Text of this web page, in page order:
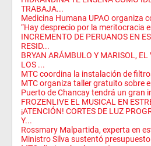
TRABAJA...
Medicina Humana UPAO organiza
“Hay desprecio por la meritocracia
INCREMENTO DE PERUANOS EN
RESID...
BRYAN ARÁMBULO Y MARISOL, EL
LOS ...
MTC coordina la instalación de
MTC organiza taller gratuito sobre
Puerto de Chancay tendrá un gran
FROZENLIVE EL MUSICAL EN
¡ATENCIÓN! CORTES DE LUZ
Y...
Rossmary Malpartida, experta en
Ministro Silva sustentó